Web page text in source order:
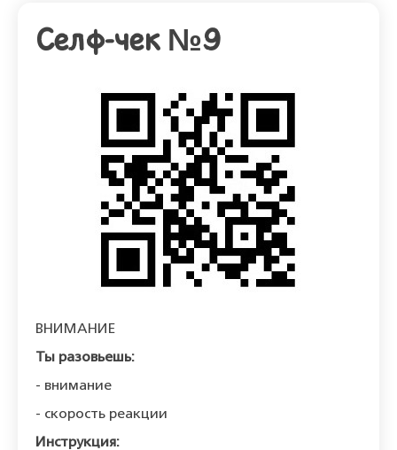
Селф-чек №9
ВНИМАНИЕ
Ты разовьешь:
- внимание
- скорость реакции
Инструкция: